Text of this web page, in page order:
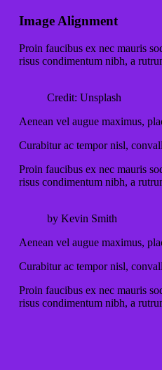
Image Alignment
Proin faucibus ex nec mauris
risus condimentum nibh, a
Credit: Unsplash
Aenean vel augue maximus,
Curabitur ac tempor nisl,
Proin faucibus ex nec mauris
risus condimentum nibh, a
by Kevin Smith
Aenean vel augue maximus,
Curabitur ac tempor nisl,
Proin faucibus ex nec mauris
risus condimentum nibh, a